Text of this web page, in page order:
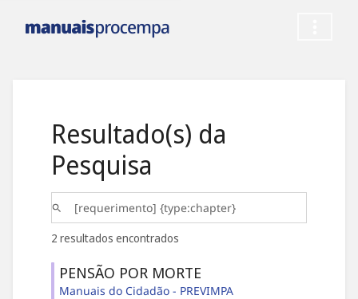
Resultado(s) da
Pesquisa
2 resultados encontrados
PENSÃO POR MORTE
Manuais do Cidadão - PREVIMPA